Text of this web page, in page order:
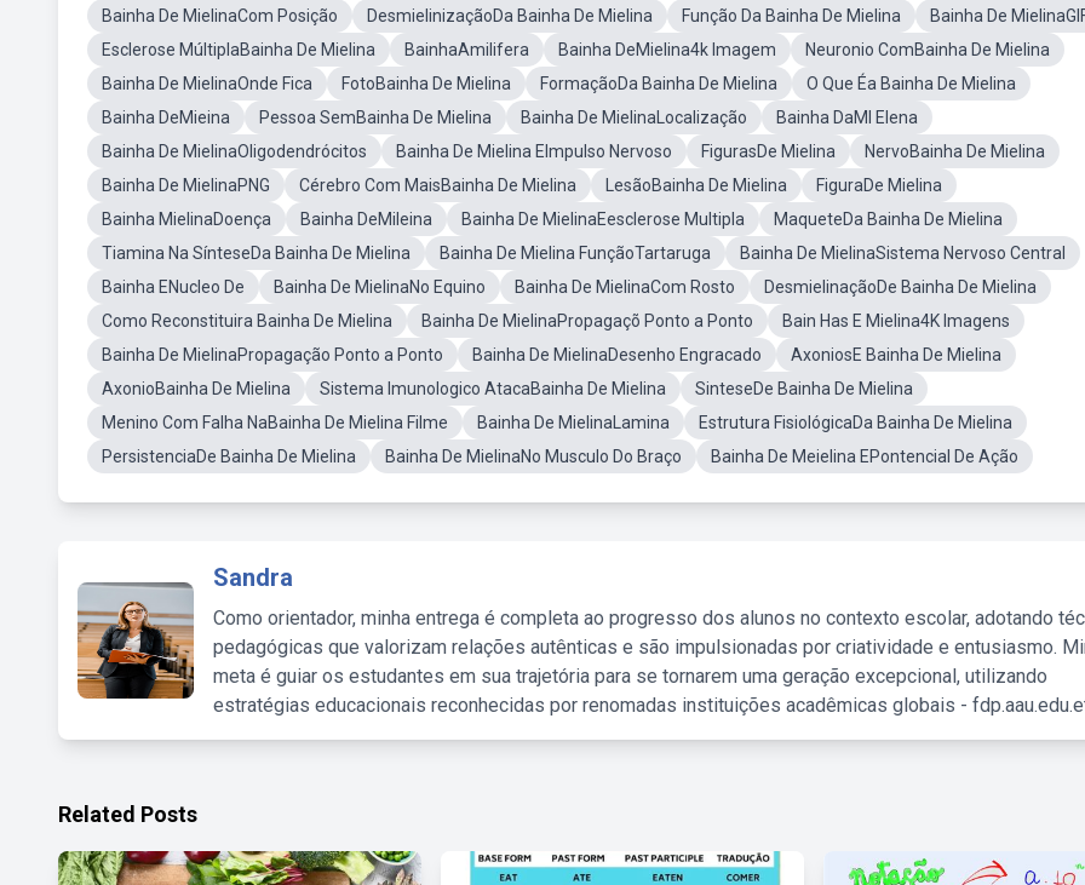
Bainha De MielinaCom Posição DesmielinizaçãoDa Bainha De Mielina Função Da Bainha De Mielina
Bainha De
Esclerose MúltiplaBainha De Mielina
BainhaAmilifera Bainha DeMielina4k Imagem
Neuronio ComBainha De Mielina
Bainha De MielinaOnde Fica
FotoBainha De Mielina FormaçãoDa Bainha De Mielina
O Que Éa Bainha De Mielina
Bainha DeMieina
Pessoa SemBainha De Mielina Bainha De MielinaLocalização
Bainha DaMI Elena
Bainha De MielinaOligodendrócitos
Bainha De Mielina EImpulso Nervoso FigurasDe Mielina
NervoBainha De Mielina
Bainha De MielinaPNG
Cérebro Com MaisBainha De Mielina LesãoBainha De Mielina
FiguraDe Mielina
Bainha MielinaDoença
Bainha DeMileina Bainha De MielinaEesclerose Multipla
MaqueteDa Bainha De Mielina
Tiamina Na SínteseDa Bainha De Mielina
Bainha De Mielina FunçãoTartaruga
Bainha De MielinaSistema Nervoso Central
Bainha ENucleo De
Bainha De MielinaNo Equino Bainha De MielinaCom Rosto
DesmielinaçãoDe Bainha De Mielina
Como Reconstituira Bainha De Mielina
Bainha De MielinaPropagaçõ Ponto a Ponto
Bain Has E Mielina4K Imagens
Bainha De MielinaPropagação Ponto a Ponto
Bainha De MielinaDesenho Engracado
AxoniosE Bainha De Mielina
AxonioBainha De Mielina
Sistema Imunologico AtacaBainha De Mielina
SinteseDe Bainha De Mielina
Menino Com Falha NaBainha De Mielina Filme
Bainha De MielinaLamina
Estrutura FisiológicaDa Bainha De Mielina
PersistenciaDe Bainha De Mielina
Bainha De MielinaNo Musculo Do Braço Bainha De Meielina EPontencial De Ação
Sandra
Como orientador, minha entrega é completa ao progresso dos alunos no contexto escolar, adotando
pedagógicas que valorizam relações autênticas e são impulsionadas por criatividade e entusiasmo.
meta é guiar os estudantes em sua trajetória para se tornarem uma geração excepcional, utilizando
estratégias educacionais reconhecidas por renomadas instituições acadêmicas globais -
Related Posts